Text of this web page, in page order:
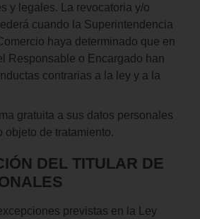
y legales. La revocatoria y/o
cuando la Superintendencia
haya determinado que en
Responsable o Encargado han
contrarias a la ley y a la
gratuita a sus datos personales
objeto de tratamiento.
DEL TITULAR DE
previstas en la Ley